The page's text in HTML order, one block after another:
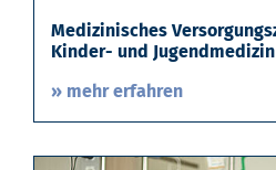
Medizinisches
Kinder- und Jugendmedizin
» mehr erfahren